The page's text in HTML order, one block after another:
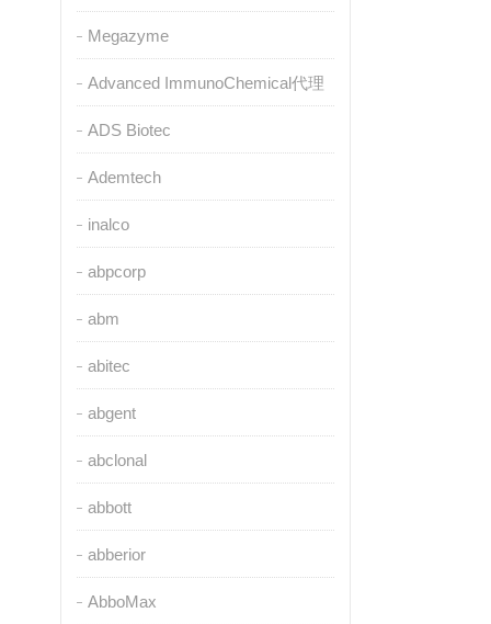
Megazyme
Advanced ImmunoChemical代理
ADS Biotec
Ademtech
inalco
abpcorp
abm
abitec
abgent
abclonal
abbott
abberior
AbboMax